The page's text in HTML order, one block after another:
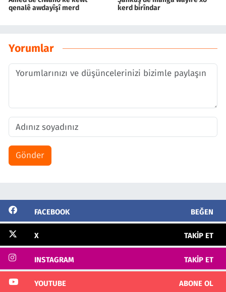
qenalê awdayîşî merd
kerd birîndar
Yorumlar
Gönder
FACEBOOK BEĞEN
X TAKIP ET
INSTAGRAM TAKIP ET
YOUTUBE ABONE OL